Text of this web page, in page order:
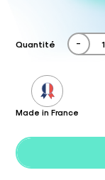
Quantité -
Made in France